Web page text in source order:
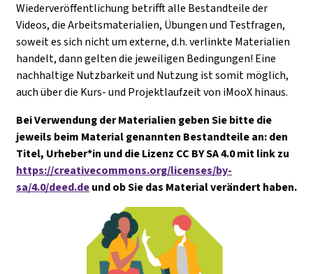
Wiederveröffentlichung betrifft alle Bestandteile der
Videos, die Arbeitsmaterialien, Übungen und Testfragen,
soweit es sich nicht um externe, d.h. verlinkte Materialien
handelt, dann gelten die jeweiligen Bedingungen! Eine
nachhaltige Nutzbarkeit und Nutzung ist somit möglich,
auch über die Kurs- und Projektlaufzeit von iMooX hinaus.
Bei Verwendung der Materialien geben Sie bitte die
jeweils beim Material genannten Bestandteile an: den
Titel, Urheber*in und die Lizenz CC BY SA 4.0 mit link zu
https://creativecommons.org/licenses/by-
sa/4.0/deed.deund ob Sie das Material verändert haben.